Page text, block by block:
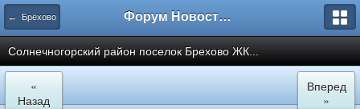
← Брёхово Форум Новостройки
Cолнечногорский район поселок Брехово ЖК...
«
Назад
Вперед
»